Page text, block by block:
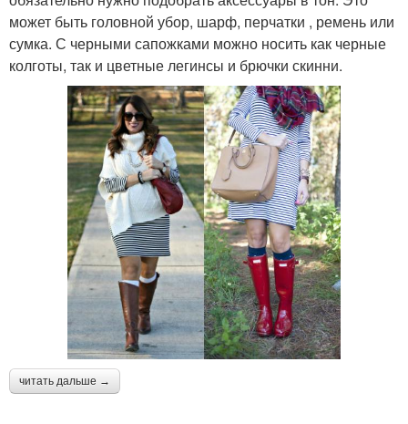
может быть головной убор, шарф, перчатки , ремень или
сумка. С черными сапожками можно носить как черные
колготы, так и цветные легинсы и брючки скинни.
читать дальше →